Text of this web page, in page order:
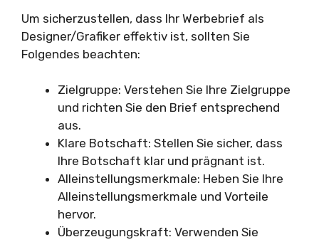
Um sicherzustellen, dass Ihr Werbebrief als
Designer/Grafiker effektiv ist, sollten Sie
Folgendes beachten:
Zielgruppe: Verstehen Sie Ihre Zielgruppe
und richten Sie den Brief entsprechend
aus.
Klare Botschaft: Stellen Sie sicher, dass
Ihre Botschaft klar und prägnant ist.
Alleinstellungsmerkmale: Heben Sie Ihre
Alleinstellungsmerkmale und Vorteile
hervor.
Überzeugungskraft: Verwenden Sie